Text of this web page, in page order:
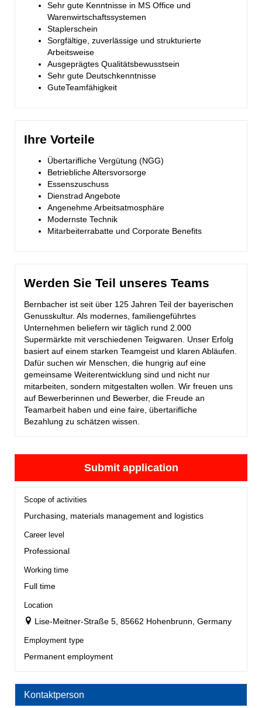
Sehr gute Kenntnisse in MS Office und
Warenwirtschaftssystemen
Staplerschein
Sorgfältige, zuverlässige und strukturierte
Arbeitsweise
Ausgeprägtes Qualitätsbewusstsein
Sehr gute Deutschkenntnisse
GuteTeamfähigkeit
Ihre Vorteile
Übertarifliche Vergütung (NGG)
Betriebliche Altersvorsorge
Essenszuschuss
Dienstrad Angebote
Angenehme Arbeitsatmosphäre
Modernste Technik
Mitarbeiterrabatte und Corporate Benefits
Werden Sie Teil unseres Teams
Bernbacher ist seit über 125 Jahren Teil der bayerischen
Genusskultur. Als modernes, familiengeführtes
Unternehmen beliefern wir täglich rund 2.000
Supermärkte mit verschiedenen Teigwaren. Unser Erfolg
basiert auf einem starken Teamgeist und klaren Abläufen.
Dafür suchen wir Menschen, die hungrig auf eine
gemeinsame Weiterentwicklung sind und nicht nur
mitarbeiten, sondern mitgestalten wollen. Wir freuen uns
auf Bewerberinnen und Bewerber, die Freude an
Teamarbeit haben und eine faire, übertarifliche
Bezahlung zu schätzen wissen.
Submit application
Scope of activities
Purchasing, materials management and logistics
Career level
Professional
Working time
Full time
Location
Lise-Meitner-Straße 5, 85662 Hohenbrunn, Germany
Employment type
Permanent employment
Kontaktperson